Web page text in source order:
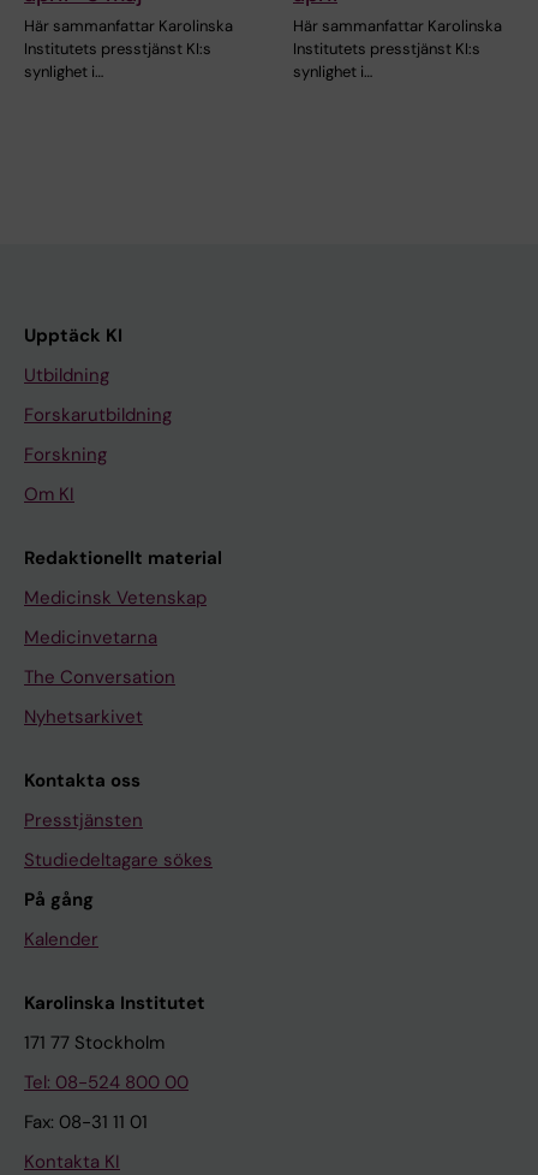
Här sammanfattar Karolinska
Institutets presstjänst KI:s
synlighet i…
Här sammanfattar Karolinska
Institutets presstjänst KI:s
synlighet i…
Upptäck KI
Utbildning
Forskarutbildning
Forskning
Om KI
Redaktionellt material
Medicinsk Vetenskap
Medicinvetarna
The Conversation
Nyhetsarkivet
Kontakta oss
Presstjänsten
Studiedeltagare sökes
På gång
Kalender
Karolinska Institutet
171 77 Stockholm
Tel: 08-524 800 00
Fax: 08-31 11 01
Kontakta KI